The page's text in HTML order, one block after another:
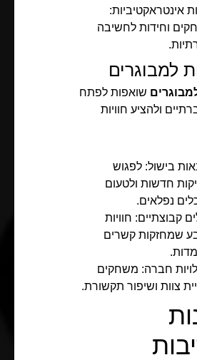
אינטראקטיביות:
וחידות לחשיבה
למבוגרים
שואפות לפתח
ולהציע חוויות
בישול: לפגוש
חדשות ולטעום
נפלאים.
קבוצתיים: חוויות
שמחזקות קשרים
חברה: משחקים
צוות ושיפור תקשורת.